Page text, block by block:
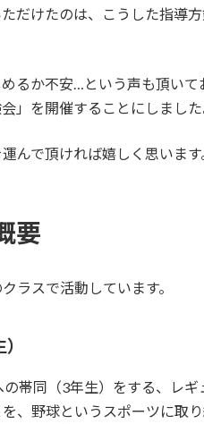
だけたのは、こうした指導
るか不安…という声も頂いて
」を開催することにしました
んで頂ければ嬉しく思います
要
ラスで活動しています。
帯同（3年生）をする、レギ
、野球というスポーツに取